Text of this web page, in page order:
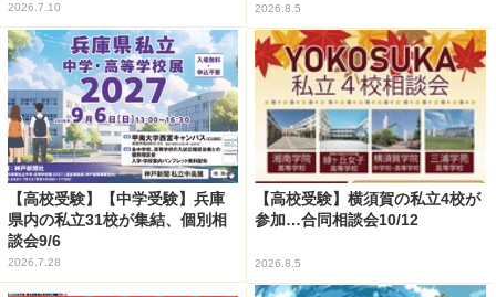
2026.7.10 2026.8.5
【高校受験】【中学受験】兵庫
県内の私立31校が集結、個別相
談会9/6
2026.7.28
【高校受験】横須賀の私立4校が
参加…合同相談会10/12
2026.8.5